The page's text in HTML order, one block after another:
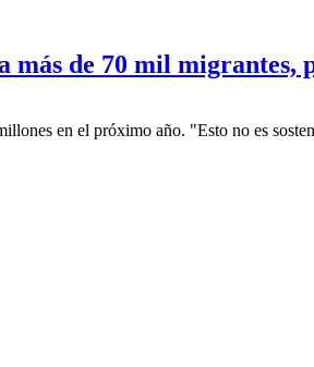
más de 70 mil migrantes,
en el próximo año. "Esto no es